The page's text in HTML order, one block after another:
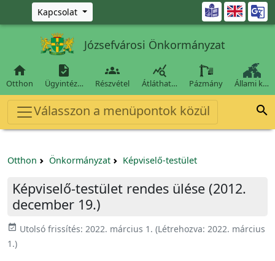
Ugrás a fő tartalomra
Kapcsolat 
Józsefvárosi Önkormányzat

Otthon

Ügyintéz…

Részvétel

Átláthat… Pázmány Állami k…
Válasszon a menüpontok közül 
Otthon Önkormányzat Képviselő-testület
Képviselő-testület rendes ülése (2012.
december 19.)
event_available Utolsó frissítés: 2022. március 1. (Létrehozva: 2022. március
1.)